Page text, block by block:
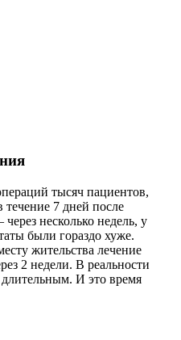
тысяч пациентов,
течение 7 дней после
несколько недель, у
были гораздо хуже.
жительства лечение
2 недели. В реальности
длительным. И это время